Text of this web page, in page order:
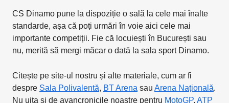
CS Dinamo pune la dispoziție o sală la cele mai înalte
standarde, așa că poți urmări în voie aici cele mai
importante competiții. Fie că locuiești în București sau
nu, merită să mergi măcar o dată la sala sport Dinamo.
Citește pe site-ul nostru și alte materiale, cum ar fi
despre Sala Polivalentă, BT Arena sau Arena Națională.
Nu uita și de avancronicile noastre pentru MotoGP, ATP